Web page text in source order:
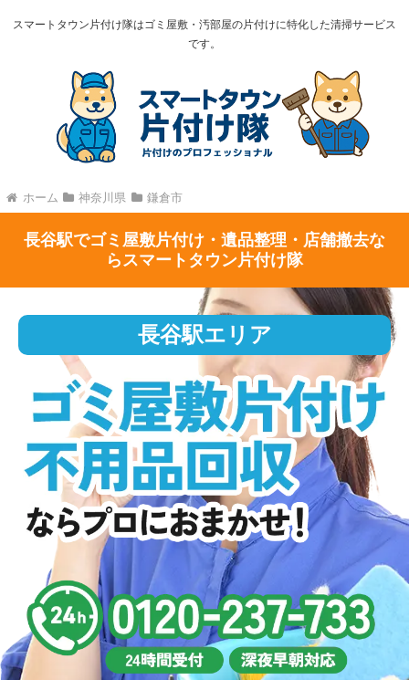
スマートタウン片付け隊はゴミ屋敷・汚部屋の片付けに特化した清掃サービス
です。
ホーム 神奈川県 鎌倉市
長谷駅でゴミ屋敷片付け・遺品整理・店舗撤去な
らスマートタウン片付け隊
長谷駅エリア